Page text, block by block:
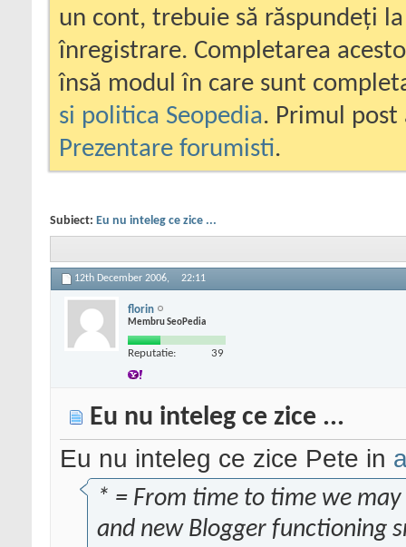
un cont, trebuie să răspundeți
înregistrare. Completarea
însă modul în care sunt
si politica Seopedia. Primul
Prezentare forumisti.
Subiect: Eu nu inteleg ce zice ...
12th December 2006, 22:11
florin
Membru SeoPedia
Reputatie: 39
Eu nu inteleg ce zice ...
Eu nu inteleg ce zice Pete in
* = From time to time we
and new Blogger functioning